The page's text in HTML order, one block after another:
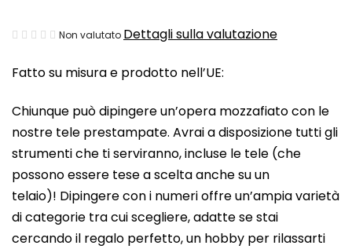
Fatto su misura e prodotto nell’UE:
Chiunque può dipingere un’opera mozzafiato con le
nostre tele prestampate. Avrai a disposizione tutti gli
strumenti che ti serviranno, incluse le tele (che
possono essere tese a scelta anche su un
telaio)! Dipingere con i numeri offre un’ampia varietà
di categorie tra cui scegliere, adatte se stai
cercando il regalo perfetto, un hobby per rilassarti
La
media
prodotto
è
0,0
su
5
stelle.
Non valutato Dettagli sulla valutazione